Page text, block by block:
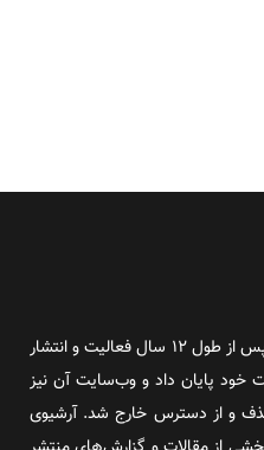
روز آنلاین روزنامه‌ای اینترنتی بود که پس از طول ۱۲ سال فعالیت و انتشار
سال ۲۰۱۶ به فعالیت خود پایان داد و وب‌سایت آن نیز
و از دسترس خارج شد. آرشیوی